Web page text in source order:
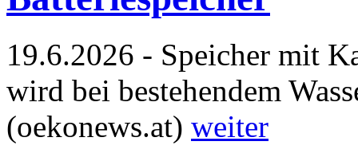
19.6.2026 - Speicher mit
wird bei bestehendem
(oekonews.at) weiter